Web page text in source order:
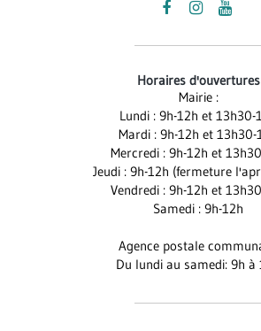
Lien
compte
Facebook
Lien
compte
Lien
chaîne
Horaires d'ouvertures
Mairie :
Lundi : 9h-12h et 13h30-
Mardi : 9h-12h et 13h30-
Mercredi : 9h-12h et
Jeudi : 9h-12h (fermeture
Vendredi : 9h-12h et
Samedi : 9h-12h
Agence postale
Du lundi au samedi: 9h à